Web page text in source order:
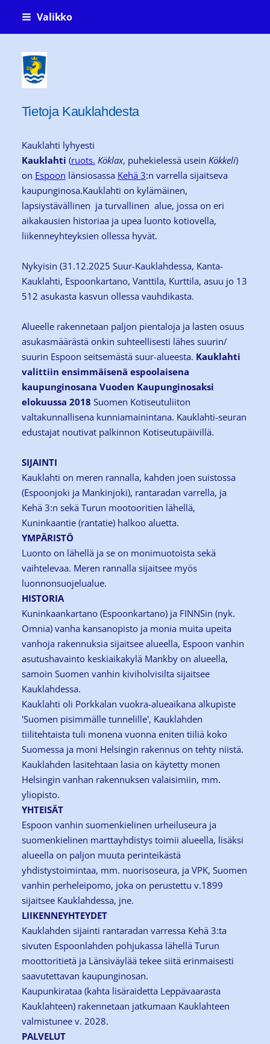
Siirry
Valikko
Kauklahti-seura ry Köklaxgillet rf
Tietoja Kauklahdesta
Kauklahti lyhyesti
Kauklahti (ruots. Köklax, puhekielessä usein Kökkeli)
on Espoon länsiosassa Kehä 3:n varrella sijaitseva
kaupunginosa.Kauklahti on kylämäinen,
lapsiystävällinen ja turvallinen alue, jossa on eri
aikakausien historiaa ja upea luonto kotiovella,
liikenneyhteyksien ollessa hyvät.
Nykyisin (31.12.2025 Suur-Kauklahdessa, Kanta-
Kauklahti, Espoonkartano, Vanttila, Kurttila, asuu jo 13
512 asukasta kasvun ollessa vauhdikasta.
Alueelle rakennetaan paljon pientaloja ja lasten osuus
asukasmäärästä onkin suhteellisesti lähes suurin/
suurin Espoon seitsemästä suur-alueesta. Kauklahti
valittiin ensimmäisenä espoolaisena
kaupunginosana Vuoden Kaupunginosaksi
elokuussa 2018 Suomen Kotiseutuliiton
valtakunnallisena kunniamainintana. Kauklahti-seuran
edustajat noutivat palkinnon Kotiseutupäivillä.
SIJAINTI
Kauklahti on meren rannalla, kahden joen suistossa
(Espoonjoki ja Mankinjoki), rantaradan varrella, ja
Kehä 3:n sekä Turun mootooritien lähellä,
Kuninkaantie (rantatie) halkoo aluetta.
YMPÄRISTÖ
Luonto on lähellä ja se on monimuotoista sekä
vaihtelevaa. Meren rannalla sijaitsee myös
luonnonsuojelualue.
HISTORIA
Kuninkaankartano (Espoonkartano) ja FINNSin (nyk.
Omnia) vanha kansanopisto ja monia muita upeita
vanhoja rakennuksia sijaitsee alueella, Espoon vanhin
asutushavainto keskiaikakylä Mankby on alueella,
samoin Suomen vanhin kiviholvisilta sijaitsee
Kauklahdessa.
Kauklahti oli Porkkalan vuokra-alueaikana alkupiste
'Suomen pisimmälle tunnelille', Kauklahden
tiilitehtaista tuli monena vuonna eniten tiiliä koko
Suomessa ja moni Helsingin rakennus on tehty niistä.
Kauklahden lasitehtaan lasia on käytetty monen
Helsingin vanhan rakennuksen valaisimiin, mm.
yliopisto.
YHTEISÄT
Espoon vanhin suomenkielinen urheiluseura ja
suomenkielinen marttayhdistys toimii alueella, lisäksi
alueella on paljon muuta perinteikästä
yhdistystoimintaa, mm. nuorisoseura, ja VPK, Suomen
vanhin perheleipomo, joka on perustettu v.1899
sijaitsee Kauklahdessa, jne.
LIIKENNEYHTEYDET
Kauklahden sijainti rantaradan varressa Kehä 3:ta
sivuten Espoonlahden pohjukassa lähellä Turun
moottoritietä ja Länsiväylää tekee siitä erinmaisesti
saavutettavan kaupunginosan.
Kaupunkirataa (kahta lisäraidetta Leppävaarasta
Kauklahteen) rakennetaan jatkumaan Kauklahteen
valmistunee v. 2028.
PALVELUT